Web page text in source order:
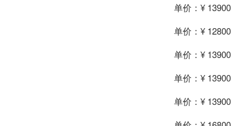
单价：¥ 13900
单价：¥ 12800
单价：¥ 13900
单价：¥ 13900
单价：¥ 13900